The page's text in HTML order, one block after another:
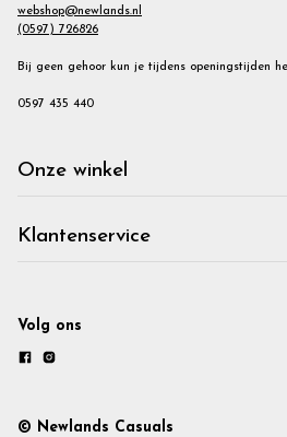
webshop@newlands.nl
(0597) 726826
Bij geen gehoor kun je tijdens openingstijden
0597 435 440
Onze winkel
Klantenservice
Volg ons
© Newlands Casuals